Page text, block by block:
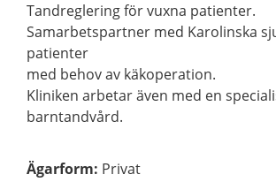
Tandreglering för vuxna patienter.
Samarbetspartner med Karolinska
patienter
med behov av käkoperation.
Kliniken arbetar även med en
barntandvård.
Ägarform: Privat